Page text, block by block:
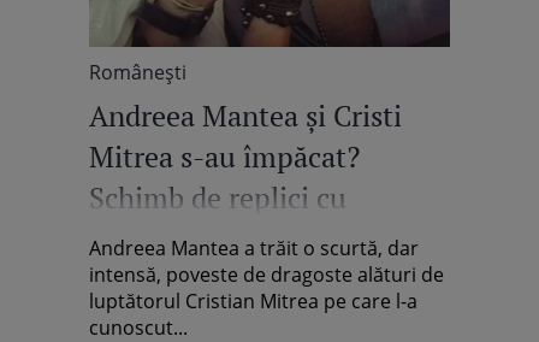
Româneşti
Andreea Mantea și Cristi
Mitrea s-au împăcat?
Schimb de replici cu
subînțeles între cei doi
Andreea Mantea a trăit o scurtă, dar
intensă, poveste de dragoste alături de
luptătorul Cristian Mitrea pe care l-a
cunoscut...